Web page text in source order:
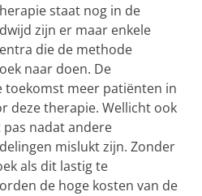
staat nog in de
zijn er maar enkele
die de methode
naar doen. De
toekomst meer patiënten in
deze therapie. Wellicht ook
nadat andere
mislukt zijn. Zonder
als dit lastig te
de hoge kosten van de